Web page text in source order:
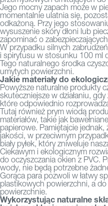
Jego mocny zapach może w
momentalnie ulatnia się,
odkażoną. Przy jego
wysuszenie skóry dłoni lub
zapominać o
W przypadku silnych
i spirytusu w stosunku 100 ml
Tego naturalnego środka
umytych powierzchni.
Jakie materiały do
Powyższe naturalne produkty
skuteczniejsze w działaniu,
które odpowiednio
Tutaj również prym wiodą
materiałów, takie jak
papierowe. Pamiętajcie
jakości, w przeciwnym
biały pyłek, który zniweluje
Ciekawym i ekologicznym
do oczyszczania okien z PVC.
wody, nie będą potrzebne
Gorąca para pozwoli w łatwy
plastikowych powierzchni, a
powierzchnie.
Wykorzystując naturalne